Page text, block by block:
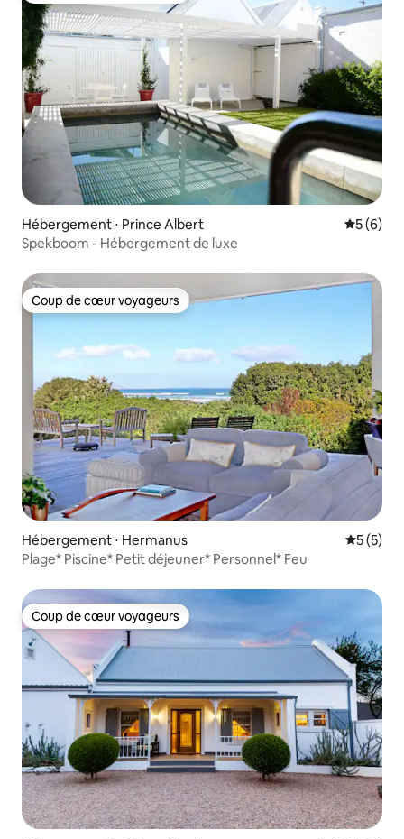
Hébergement ⋅ Prince Albert
5 (6)
Spekboom - Hébergement de luxe
Coup de cœur voyageurs
Coup de cœur voyageurs
Hébergement ⋅ Hermanus
5 (5)
Plage* Piscine* Petit déjeuner* Personnel* Feu
Coup de cœur voyageurs
Coup de cœur voyageurs